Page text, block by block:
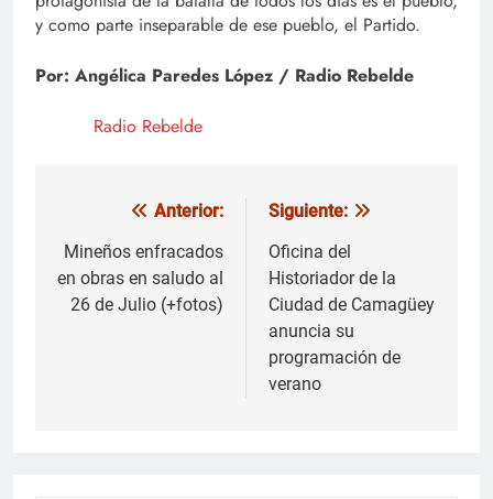
y como parte inseparable de ese pueblo, el Partido.
Por: Angélica Paredes López / Radio Rebelde
Radio Rebelde
Navegación
de
entradas
Anterior:
Mineños enfracados
en obras en saludo al
26 de Julio (+fotos)
Siguiente:
Oficina del
Historiador de la
Ciudad de Camagüey
anuncia su
programación de
verano